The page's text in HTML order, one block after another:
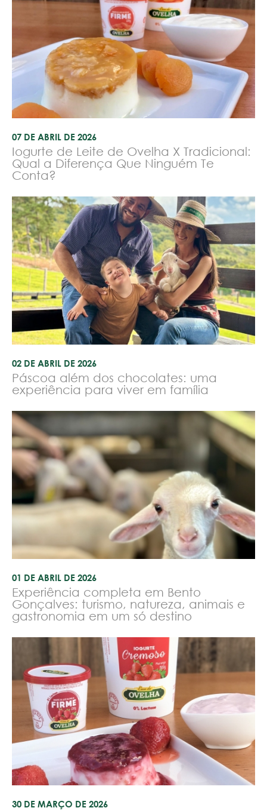
07 DE ABRIL DE 2026
Iogurte de Leite de Ovelha X Tradicional:
Qual a Diferença Que Ninguém Te
Conta?
02 DE ABRIL DE 2026
Páscoa além dos chocolates: uma
experiência para viver em família
01 DE ABRIL DE 2026
Experiência completa em Bento
Gonçalves: turismo, natureza, animais e
gastronomia em um só destino
30 DE MARÇO DE 2026